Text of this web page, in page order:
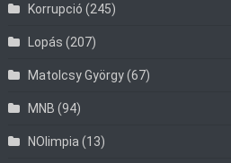
Korrupció (245)
Lopás (207)
Matolcsy György(67)
MNB (94)
NOlimpia (13)